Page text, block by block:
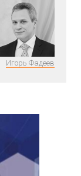
Игорь Фадеев